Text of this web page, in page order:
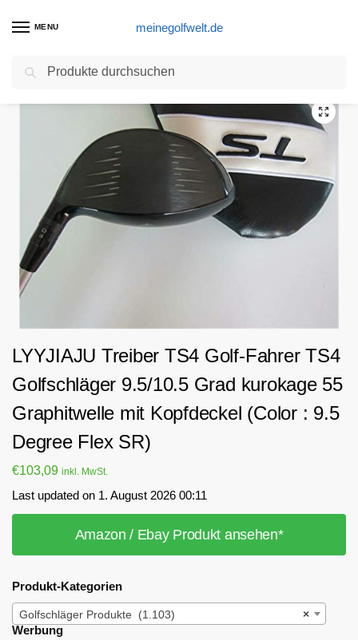
MENU meinegolfwelt.de
Start Golfschläger Produkte / LYYJIAJU Treiber TS4 Golf-Fahrer TS4 Golfschläger 9.5/10.5 Grad kurokage 55 Graphitwelle mit Kopfdeckel (Color : 9.5 Degree Flex SR)
LYYJIAJU Treiber TS4 Golf-Fahrer TS4
Golfschläger 9.5/10.5 Grad kurokage 55
Graphitwelle mit Kopfdeckel (Color : 9.5
Degree Flex SR)
€103,09 inkl. MwSt.
Last updated on 1. August 2026 00:11
Amazon / Ebay Produkt ansehen*
Produkt-Kategorien
×
Golfschläger Produkte (1.103)
Werbung